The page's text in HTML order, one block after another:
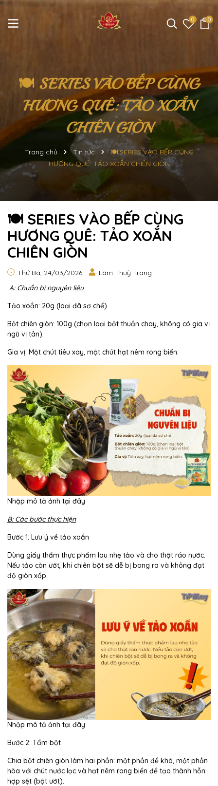
0 0
🍽️ SERIES VÀO BẾP CÙNG
HƯƠNG QUÊ: TẢO XOẮN
CHIÊN GIÒN
Trang chủ Tin tức
🍽️ SERIES VÀO BẾP CÙNG
HƯƠNG QUÊ: TẢO XOẮN CHIÊN GIÒN
🍽️ SERIES VÀO BẾP CÙNG
HƯƠNG QUÊ: TẢO XOẮN
CHIÊN GIÒN
Thứ Ba, 24/03/2026
Lâm Thuỳ Trang
A: Chuẩn bị nguyên liệu
Tảo xoắn: 20g (loại đã sơ chế)
Bột chiên giòn: 100g (chọn loại bột thuần chay, không có gia vị
ngũ vị tân).
Gia vị: Một chút tiêu xay, một chút hạt nêm rong biển.
Nhập mô tả ảnh tại đây
B: Các bước thực hiện
Bước 1: Lưu ý về tảo xoắn
Dùng giấy thấm thực phẩm lau nhẹ tảo và cho thật ráo nước.
Nếu tảo còn ướt, khi chiên bột sẽ dễ bị bong ra và không đạt
độ giòn xốp.
Nhập mô tả ảnh tại đây
Bước 2: Tẩm bột
Chia bột chiên giòn làm hai phần: một phần để khô, một phần
hòa với chút nước lọc và hạt nêm rong biển để tạo thành hỗn
hợp sệt (bột ướt).